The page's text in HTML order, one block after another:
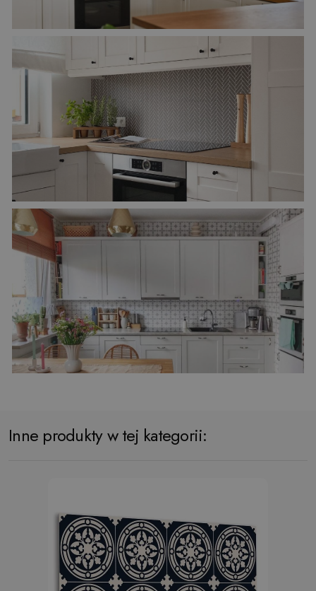
Inne produkty w tej kategorii: